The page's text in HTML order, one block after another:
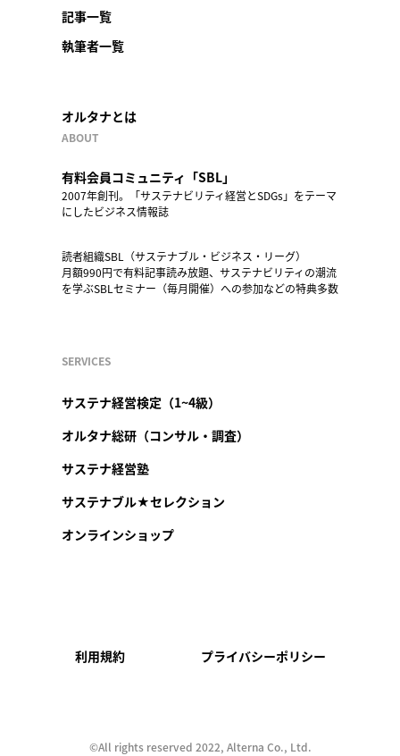
記事一覧
執筆者一覧
オルタナとは
ABOUT
有料会員コミュニティ「SBL」
2007年創刊。「サステナビリティ経営とSDGs」をテーマ
にしたビジネス情報誌
読者組織SBL（サステナブル・ビジネス・リーグ）
月額990円で有料記事読み放題、サステナビリティの潮流
を学ぶSBLセミナー（毎月開催）への参加などの特典多数
SERVICES
サステナ経営検定（1~4級）
オルタナ総研（コンサル・調査）
サステナ経営塾
サステナブル★セレクション
オンラインショップ
利用規約 プライバシーポリシー
©︎All rights reserved 2022, Alterna Co., Ltd.